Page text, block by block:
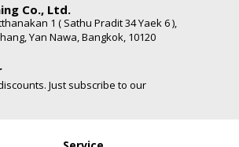
Co., Ltd.
1 ( Sathu Pradit 34 Yaek 6 ),
Yan Nawa, Bangkok, 10120
Just subscribe to our